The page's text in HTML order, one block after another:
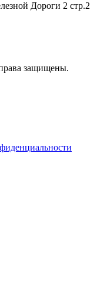
Дороги 2 стр.2
защищены.